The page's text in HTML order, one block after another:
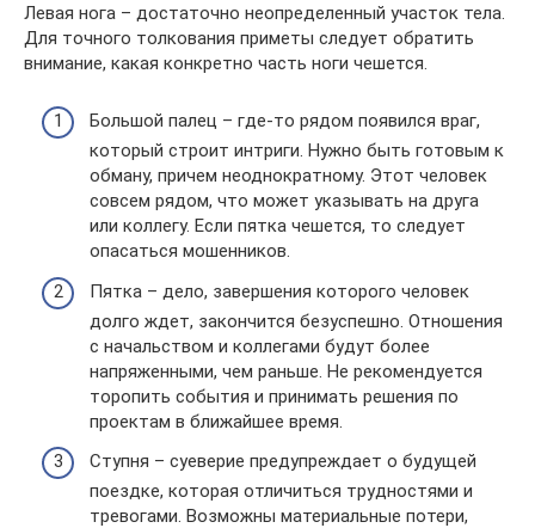
Левая нога – достаточно неопределенный участок тела.
Для точного толкования приметы следует обратить
внимание, какая конкретно часть ноги чешется.
Большой палец – где-то рядом появился враг,
который строит интриги. Нужно быть готовым к
обману, причем неоднократному. Этот человек
совсем рядом, что может указывать на друга
или коллегу. Если пятка чешется, то следует
опасаться мошенников.
Пятка – дело, завершения которого человек
долго ждет, закончится безуспешно. Отношения
с начальством и коллегами будут более
напряженными, чем раньше. Не рекомендуется
торопить события и принимать решения по
проектам в ближайшее время.
Ступня – суеверие предупреждает о будущей
поездке, которая отличиться трудностями и
тревогами. Возможны материальные потери,